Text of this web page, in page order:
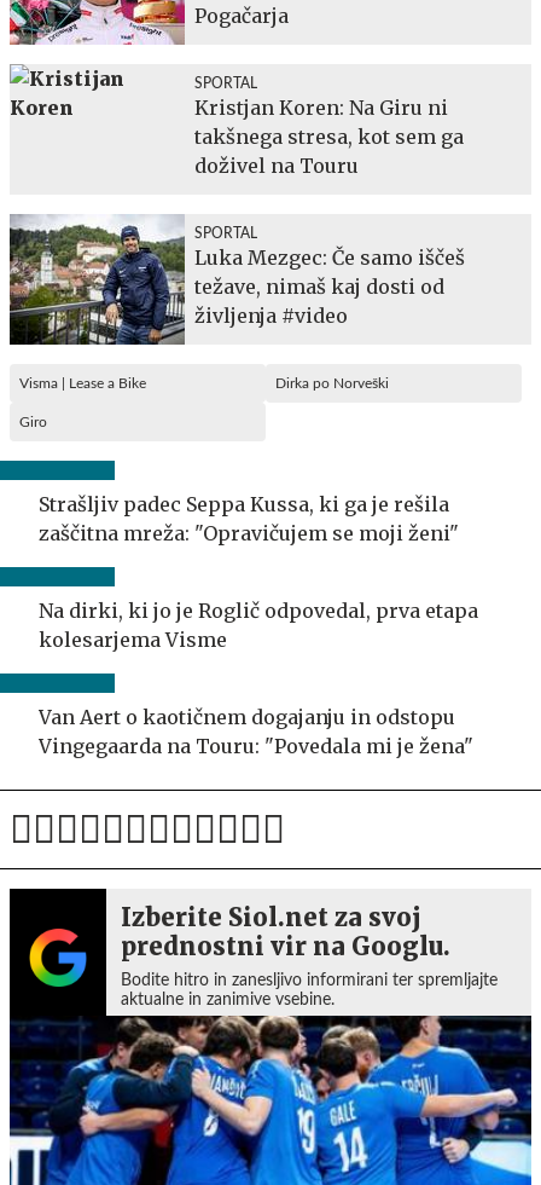
Pogačarja
SPORTAL
Kristjan Koren: Na Giru ni
takšnega stresa, kot sem ga
doživel na Touru
SPORTAL
Luka Mezgec: Če samo iščeš
težave, nimaš kaj dosti od
življenja #video
Visma | Lease a Bike Dirka po Norveški
Giro
Strašljiv padec Seppa Kussa, ki ga je rešila
zaščitna mreža: "Opravičujem se moji ženi"
Na dirki, ki jo je Roglič odpovedal, prva etapa
kolesarjema Visme
Van Aert o kaotičnem dogajanju in odstopu
Vingegaarda na Touru: "Povedala mi je žena"
Izberite Siol.net za svoj
prednostni vir na Googlu.
Bodite hitro in zanesljivo informirani ter spremljajte
aktualne in zanimive vsebine.